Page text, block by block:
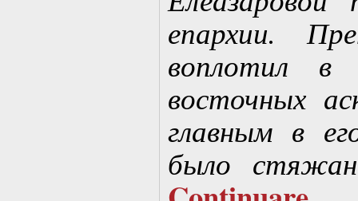
епархии.
воплотил в
восточных
главным в
было